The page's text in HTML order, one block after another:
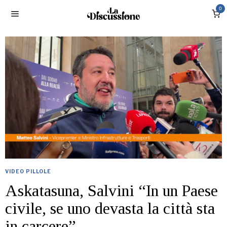
0
VIDEO PILLOLE
Askatasuna, Salvini “In un Paese
civile, se uno devasta la città sta